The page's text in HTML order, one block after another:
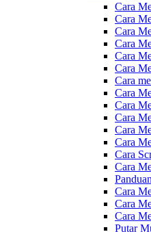
Cara
Cara
Cara
Cara
Cara
Cara
Cara
Cara
Cara
Cara
Cara
Cara
Cara
Cara
Cara
Cara
Cara
Putar